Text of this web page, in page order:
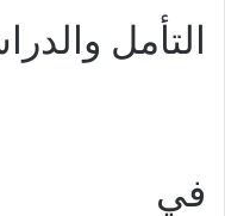
التأمل
في